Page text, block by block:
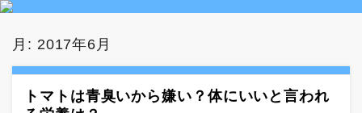
月: 2017年6月
トマトは青臭いから嫌い？体にいいと言われ